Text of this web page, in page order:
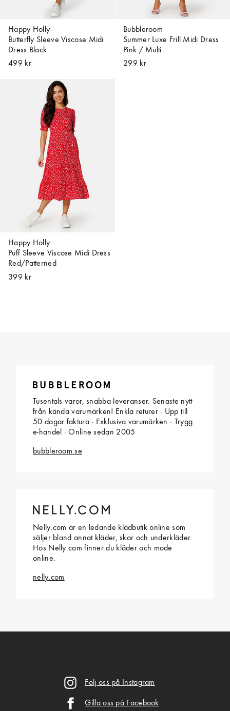
Happy Holly
Butterfly Sleeve Viscose Midi
Dress Black
499 kr
Bubbleroom
Summer Luxe Frill Midi Dress
Pink / Multi
299 kr
Happy Holly
Puff Sleeve Viscose Midi Dress
Red/Patterned
399 kr
Tusentals varor, snabba leveranser. Senaste nytt
från kända varumärken! Enkla returer · Upp till
50 dagar faktura · Exklusiva varumärken · Trygg
e-handel · Online sedan 2005
bubbleroom.se
Nelly.com är en ledande klädbutik online som
säljer bland annat kläder, skor och underkläder.
Hos Nelly.com finner du kläder och mode
online.
nelly.com
Följ oss på Instagram
Gilla oss på Facebook